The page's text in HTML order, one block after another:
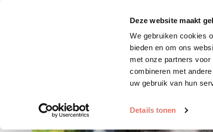
Deze website maakt
We gebruiken cookies
bieden en om ons
met onze partners
combineren met
uw gebruik van hun
Details tonen
Zoek huisdier Plaats